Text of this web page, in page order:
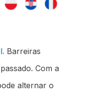
Barreiras
Com a
alternar o